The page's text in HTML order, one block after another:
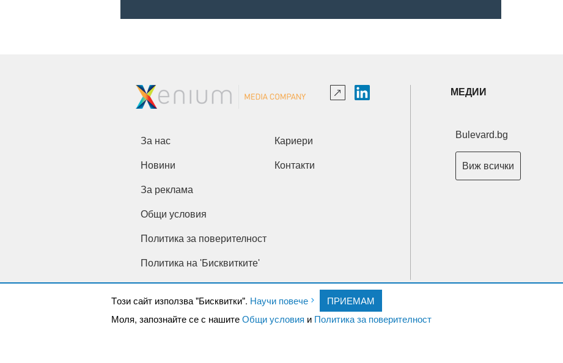
Tози сайт използва "Бисквитки". Научи повече
ПРИЕМАМ
Моля, запознайте се с нашитеОбщи условия и Политика за поверителност
За нас Кариери
Новини Контакти
За реклама
Общи условия
Политика за поверителност
Политика на 'Бисквитките'
МЕДИИ
Bulevard.bg
Виж всички
Copyright © 2026 Ксениум ООД. Всички права запазени.
XeniumCompany.com